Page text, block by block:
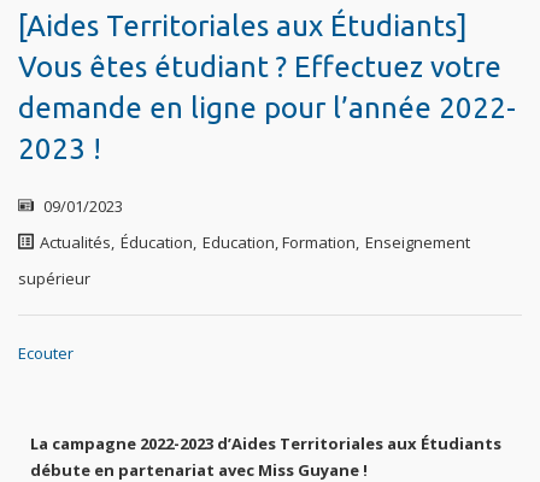
[Aides Territoriales aux Étudiants]
Vous êtes étudiant ? Effectuez votre
demande en ligne pour l’année 2022-
2023 !
09/01/2023
Actualités, Éducation, Education, Formation, Enseignement
supérieur
Ecouter
La campagne 2022-2023 d’Aides Territoriales aux Étudiants
débute en partenariat avec Miss Guyane !